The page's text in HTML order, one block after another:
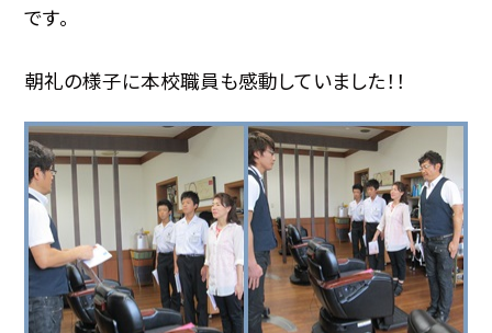
です。
朝礼の様子に本校職員も感動していました！！